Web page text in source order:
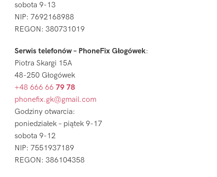
sobota 9-13
NIP: 7692168988
REGON: 380731019
Serwis telefonów – PhoneFix Głogówek:
Piotra Skargi 15A
48-250 Głogówek
+48 666 66 79 78
phonefix.gk@gmail.com
Godziny otwarcia:
poniedziałek – piątek 9-17
sobota 9-12
NIP: 7551937189
REGON: 386104358